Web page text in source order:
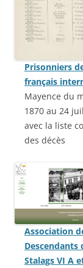
Prisonniers
français
Mayence du
1870 au 24
avec la liste
des décès
Association
Descendants
Stalags VI A